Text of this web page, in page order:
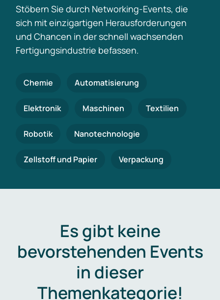
Stöbern Sie durch Networking-Events, die
sich mit einzigartigen Herausforderungen
und Chancen in der schnell wachsenden
Fertigungsindustrie befassen.
Chemie Automatisierung
Elektronik Maschinen Textilien
Robotik Nanotechnologie
Zellstoff und Papier Verpackung
Es gibt keine
bevorstehenden Events
in dieser
Themenkategorie!